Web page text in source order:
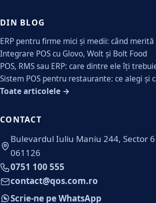
DIN BLOG
ERP pentru firme mici și medii: când merită
Integrare POS cu Glovo, Wolt și Bolt Food
POS, RMS sau ERP: care dintre ele îți
Sistem POS pentru restaurante: ce alegi și
Toate articolele →
CONTACT
Bulevardul Iuliu Maniu 244, Sector
061126
0751 100 555
contact@qos.com.ro
Scrie-ne pe WhatsApp